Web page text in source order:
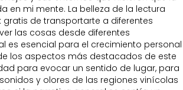
en mi mente. La belleza de la lectura
de transportarte a diferentes
las cosas desde diferentes
es esencial para el crecimiento personal
los aspectos más destacados de este
para evocar un sentido de lugar, para
y olores de las regiones vinícolas